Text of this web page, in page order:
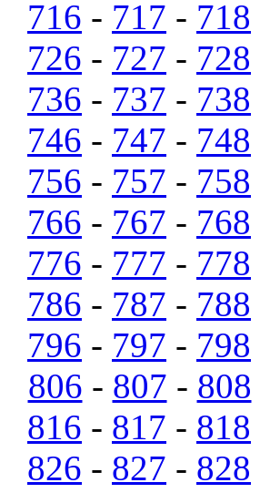
716 - 717 - 718
726 - 727 - 728
736 - 737 - 738
746 - 747 - 748
756 - 757 - 758
766 - 767 - 768
776 - 777 - 778
786 - 787 - 788
796 - 797 - 798
806 - 807 - 808
816 - 817 - 818
826 - 827 - 828